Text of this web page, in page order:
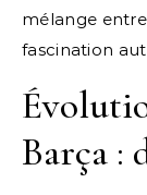
mélange
fascination
Barça :